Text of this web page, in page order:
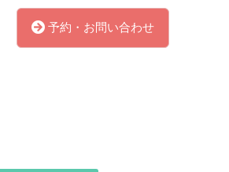
予約・お問い合わせ